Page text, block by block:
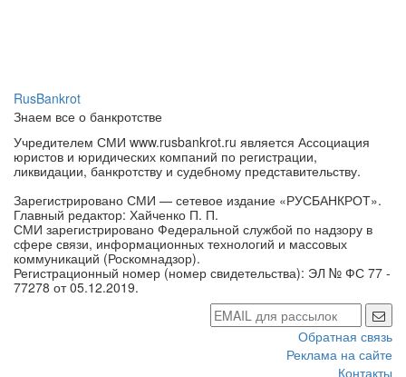
Учредителем СМИ www.rusbankrot.ru является Ассоциация
юристов и юридических компаний по регистрации,
ликвидации, банкротству и судебному представительству.
Зарегистрировано СМИ — сетевое издание «РУСБАНКРОТ».
Главный редактор: Хайченко П. П.
СМИ зарегистрировано Федеральной службой по надзору в
сфере связи, информационных технологий и массовых
коммуникаций (Роскомнадзор).
Регистрационный номер (номер свидетельства): ЭЛ № ФС 77 -
77278 от 05.12.2019.
Обратная связь
Реклама на сайте
Контакты
Политика обработки персональных данных
Политика конфиденциальности